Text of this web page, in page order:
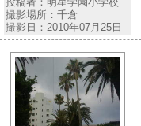
撮影場所：千倉
撮影日：2010年07月25日